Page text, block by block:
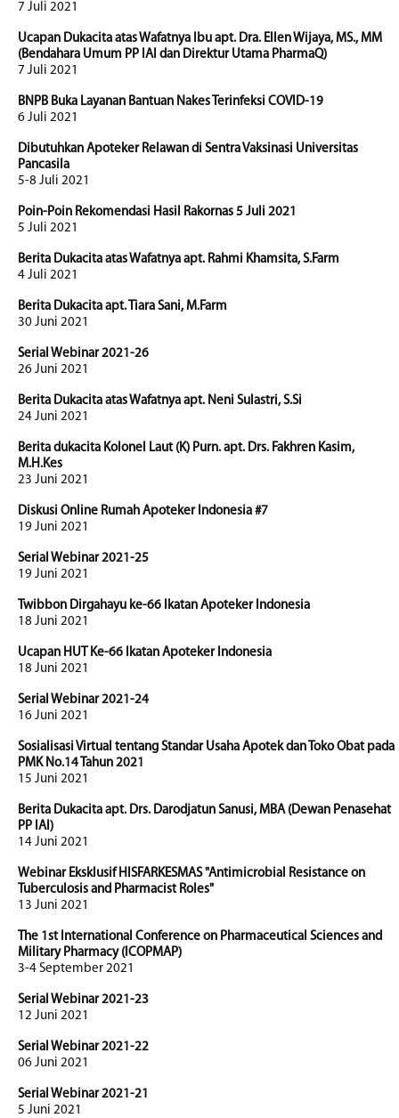
7 Juli 2021
Ucapan Dukacita atas Wafatnya Ibu apt. Dra. Ellen Wijaya, MS., MM
(Bendahara Umum PP IAI dan Direktur Utama PharmaQ)
7 Juli 2021
BNPB Buka Layanan Bantuan Nakes Terinfeksi COVID-19
6 Juli 2021
Dibutuhkan Apoteker Relawan di Sentra Vaksinasi Universitas
Pancasila
5-8 Juli 2021
Poin-Poin Rekomendasi Hasil Rakornas 5 Juli 2021
5 Juli 2021
Berita Dukacita atas Wafatnya apt. Rahmi Khamsita, S.Farm
4 Juli 2021
Berita Dukacita apt. Tiara Sani, M.Farm
30 Juni 2021
Serial Webinar 2021-26
26 Juni 2021
Berita Dukacita atas Wafatnya apt. Neni Sulastri, S.Si
24 Juni 2021
Berita dukacita Kolonel Laut (K) Purn. apt. Drs. Fakhren Kasim,
M.H.Kes
23 Juni 2021
Diskusi Online Rumah Apoteker Indonesia #7
19 Juni 2021
Serial Webinar 2021-25
19 Juni 2021
Twibbon Dirgahayu ke-66 Ikatan Apoteker Indonesia
18 Juni 2021
Ucapan HUT Ke-66 Ikatan Apoteker Indonesia
18 Juni 2021
Serial Webinar 2021-24
16 Juni 2021
Sosialisasi Virtual tentang Standar Usaha Apotek dan Toko Obat pada
PMK No.14 Tahun 2021
15 Juni 2021
Berita Dukacita apt. Drs. Darodjatun Sanusi, MBA (Dewan Penasehat
PP IAI)
14 Juni 2021
Webinar Eksklusif HISFARKESMAS "Antimicrobial Resistance on
Tuberculosis and Pharmacist Roles"
13 Juni 2021
The 1st International Conference on Pharmaceutical Sciences and
Military Pharmacy (ICOPMAP)
3-4 September 2021
Serial Webinar 2021-23
12 Juni 2021
Serial Webinar 2021-22
06 Juni 2021
Serial Webinar 2021-21
5 Juni 2021